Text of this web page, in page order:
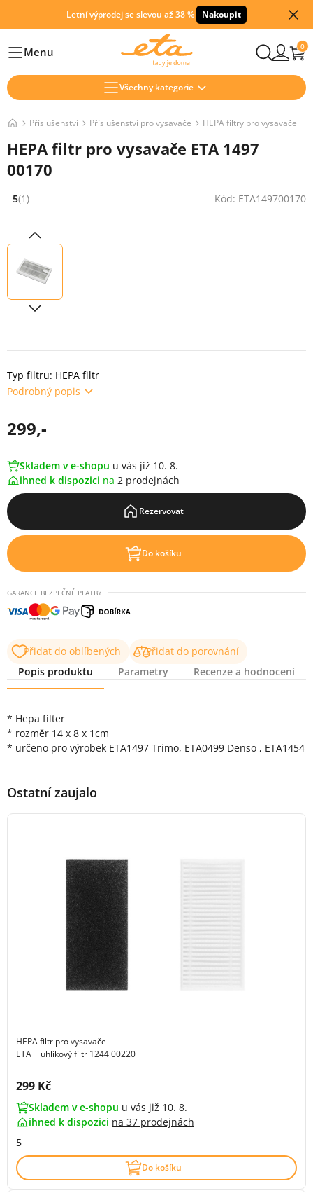
Letní výprodej se slevou až 38 % Nakoupit
HlavníMenu 0
Všechny kategorie
Příslušenství Příslušenství pro vysavače HEPA filtry pro vysavače
HEPA filtr pro vysavače ETA 1497
00170
Hodnocení: 5 z 5 (1 recenzí)
5(1) Kód: ETA149700170
Typ filtru: HEPA filtr
Podrobný popis
299,-
Skladem v e-shopu u vás již 10. 8.
ihned k dispozici na 2 prodejnách
Rezervovat
Do košíku
GARANCE BEZPEČNÉ PLATBY
Přidat do oblíbených
Přidat do porovnání
Popis produktu
Parametry Recenze a hodnocení
* Hepa filter
* rozměr 14 x 8 x 1cm
* určeno pro výrobek ETA1497 Trimo, ETA0499 Denso , ETA1454
Ostatní zaujalo
HEPA filtr pro vysavače
ETA + uhlíkový filtr 1244 00220
Cena s DPH:
299 Kč
Skladem v e-shopu u vás již 10. 8.
ihned k dispozici na 37 prodejnách
5
Do košíku